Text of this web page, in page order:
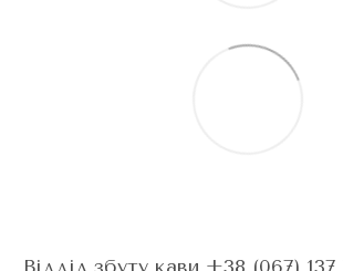
Відділ збуту кави +38 (067)